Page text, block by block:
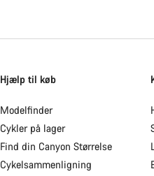
Hjælp til køb
Modelfinder
Cykler på lager
Find din Canyon Størrelse
Cykelsammenligning